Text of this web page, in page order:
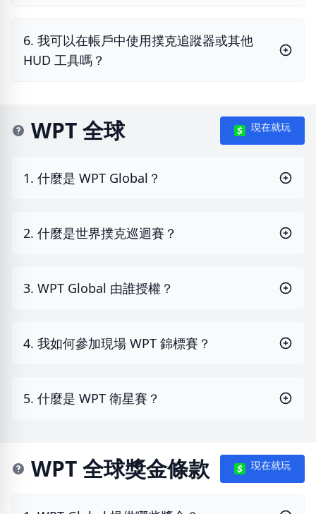
6. 我可以在帳戶中使用撲克追蹤器或其他
HUD 工具嗎？
WPT 全球 現在就玩
1. 什麼是 WPT Global？
2. 什麼是世界撲克巡迴賽？
3. WPT Global 由誰授權？
4. 我如何參加現場 WPT 錦標賽？
5. 什麼是 WPT 衛星賽？
WPT 全球獎金條款 現在就玩